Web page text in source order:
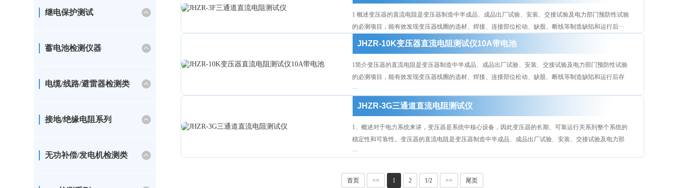
继电保护测试
蓄电池检测仪器
电缆/线路/避雷器检测类
接地/绝缘电阻系列
无功补偿/发电机检测类
1 概述变压器的直流电阻是变压器制造中半成品、成品出厂试验、安装、交接试验及电力部门预防性试验
的必测项目，能有效发现变压器线圈的选材、焊接、连接部位松动、缺股、断线等制造缺陷和运行后···
JHZR-10K变压器直流电阻测试仪10A带电池
1简介变压器的直流电阻是变压器制造中半成品、成品出厂试验、安装、交接试验及电力部门预防性试验
的必测项目，能有效发现变压器线圈的选材、焊接、连接部位松动、缺股、断线等制造缺陷和运行后存
···
JHZR-3G三通道直流电阻测试仪
1、概述对于电力系统来讲，变压器是系统中核心设备，因此变压器的长期、可靠运行关系到整个系统的
稳定性和可靠性。变压器的直流电阻是变压器制造中半成品、成品出厂试验、安装、交接试验及电力部
···
首页 << 1 2 1/2 >> 尾页